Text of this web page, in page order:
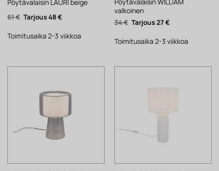
Pöytävalaisin LAURI beige
61€ Alkuperäinen
hinta
61 €.
48€Nykyinen
48 €.
Toimitusaika 2-3 viikkoa
Pöytävalaisin WILLIAM
valkoinen
34€ Alkuperäinen
hinta
34 €.
27€Nykyinen
27 €.
Toimitusaika 2-3 viikkoa